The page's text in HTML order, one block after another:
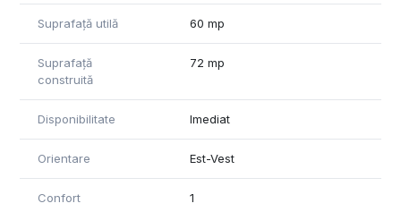
Suprafață utilă 60 mp
Suprafață
construită
72 mp
Disponibilitate Imediat
Orientare Est-Vest
Confort 1